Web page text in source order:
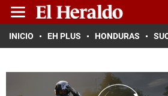
INICIO EH PLUS HONDURAS